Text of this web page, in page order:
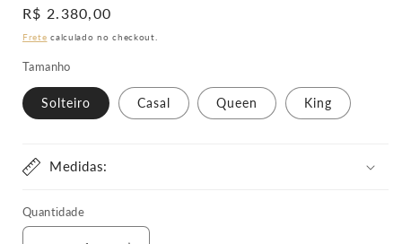
Preço
normal
R$ 2.380,00
Frete calculado no checkout.
Tamanho
Solteiro Casal Queen King
Medidas:
Quantidade